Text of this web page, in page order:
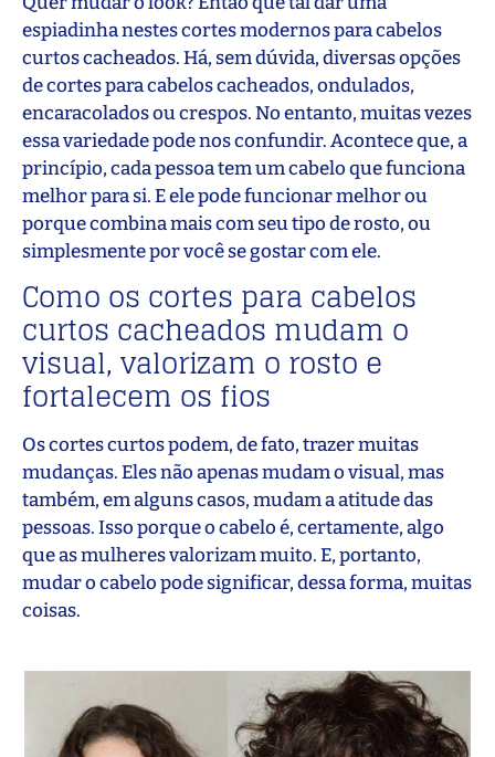
espiadinha nestes cortes modernos para cabelos
curtos cacheados. Há, sem dúvida, diversas opções
de cortes para cabelos cacheados, ondulados,
encaracolados ou crespos. No entanto, muitas vezes
essa variedade pode nos confundir. Acontece que, a
princípio, cada pessoa tem um cabelo que funciona
melhor para si. E ele pode funcionar melhor ou
porque combina mais com seu tipo de rosto, ou
simplesmente por você se gostar com ele.
Como os cortes para cabelos
curtos cacheados mudam o
visual, valorizam o rosto e
fortalecem os fios
Os cortes curtos podem, de fato, trazer muitas
mudanças. Eles não apenas mudam o visual, mas
também, em alguns casos, mudam a atitude das
pessoas. Isso porque o cabelo é, certamente, algo
que as mulheres valorizam muito. E, portanto,
mudar o cabelo pode significar, dessa forma, muitas
coisas.